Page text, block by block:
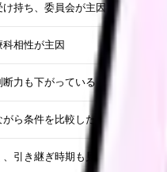
持ち、委員会が主因
科相性が主因
力も下がっている
ら条件を比較したい
引き継ぎ時期も見えている